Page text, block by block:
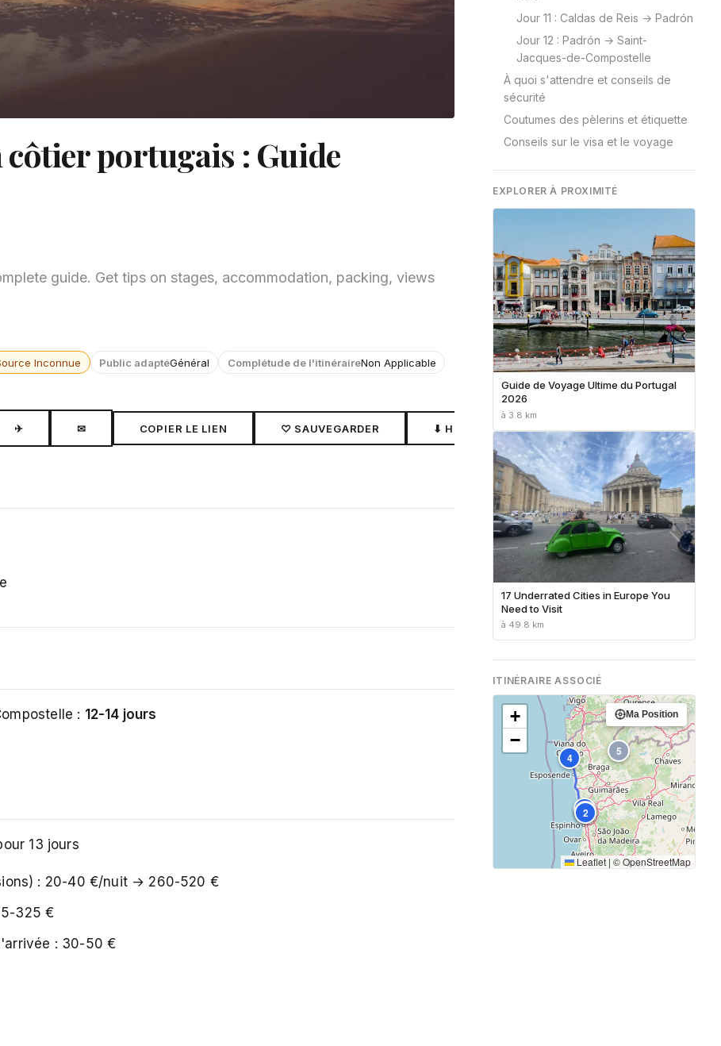
portugais : Guide
guide. Get tips on stages, accommodation, packing, views
Inconnue Public adaptéGénéral Complétude de l'itinéraireNon Applicable
✈ ✉ COPIER LE LIEN ♡ SAUVEGARDER ⬇ HORS LIGNE
: 12-14 jours
13 jours
: 20-40 €/nuit → 260-520 €
325 €
: 30-50 €
Jour 11 : Caldas de Reis → Padrón
Jour 12 : Padrón → Saint-
Jacques-de-Compostelle
À quoi s'attendre et conseils de
sécurité
Coutumes des pèlerins et étiquette
Conseils sur le visa et le voyage
EXPLORER À PROXIMITÉ
Guide de Voyage Ultime du Portugal
2026
à 3.8 km
17 Underrated Cities in Europe You
Need to Visit
à 49.8 km
ITINÉRAIRE ASSOCIÉ
1
2
3
4 5
+
−
Ma Position
Leaflet| ©OpenStreetMap